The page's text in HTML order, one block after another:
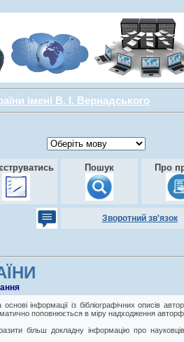
імені В. І. Вернадського
Пошук Про
Зворотний зв'язок
інформації із бібліографічних описів
поповнюється в міру надходження
більш докладну інформацію про